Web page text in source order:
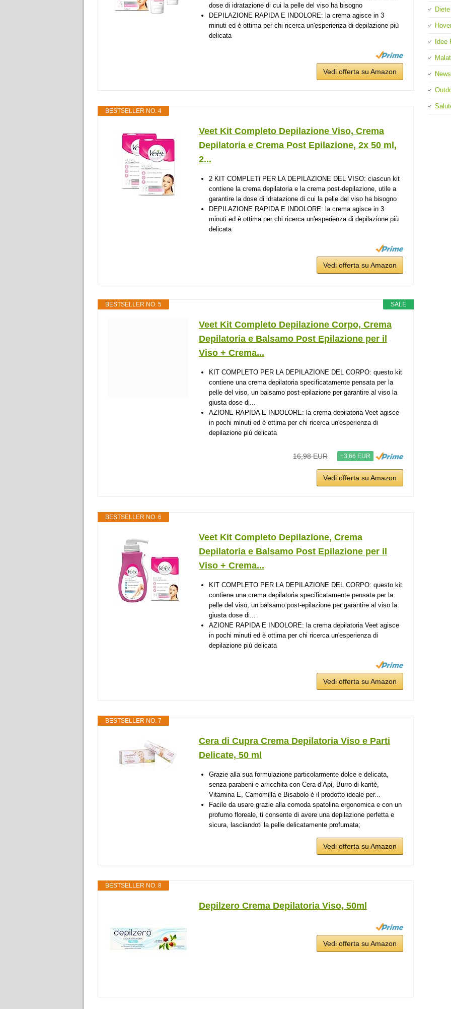
dose di idratazione di cui la pelle del viso ha bisogno
DEPILAZIONE RAPIDA E INDOLORE: la crema agisce in 3
minuti ed è ottima per chi ricerca un'esperienza di depilazione più
delicata
Vedi offerta su Amazon
BESTSELLER NO. 4
Veet Kit Completo Depilazione Viso, Crema
Depilatoria e Crema Post Epilazione, 2x 50 ml,
2...
2 KIT COMPLETi PER LA DEPILAZIONE DEL VISO: ciascun kit
contiene la crema depilatoria e la crema post-depilazione, utile a
garantire la dose di idratazione di cui la pelle del viso ha bisogno
DEPILAZIONE RAPIDA E INDOLORE: la crema agisce in 3
minuti ed è ottima per chi ricerca un'esperienza di depilazione più
delicata
Vedi offerta su Amazon
SALE
BESTSELLER NO. 5
Veet Kit Completo Depilazione Corpo, Crema
Depilatoria e Balsamo Post Epilazione per il
Viso + Crema...
KIT COMPLETO PER LA DEPILAZIONE DEL CORPO: questo kit
contiene una crema depilatoria specificatamente pensata per la
pelle del viso, un balsamo post-epilazione per garantire al viso la
giusta dose di...
AZIONE RAPIDA E INDOLORE: la crema depilatoria Veet agisce
in pochi minuti ed è ottima per chi ricerca un'esperienza di
depilazione più delicata
16,98 EUR −3,66 EUR
Vedi offerta su Amazon
BESTSELLER NO. 6
Veet Kit Completo Depilazione, Crema
Depilatoria e Balsamo Post Epilazione per il
Viso + Crema...
KIT COMPLETO PER LA DEPILAZIONE DEL CORPO: questo kit
contiene una crema depilatoria specificatamente pensata per la
pelle del viso, un balsamo post-epilazione per garantire al viso la
giusta dose di...
AZIONE RAPIDA E INDOLORE: la crema depilatoria Veet agisce
in pochi minuti ed è ottima per chi ricerca un'esperienza di
depilazione più delicata
Vedi offerta su Amazon
BESTSELLER NO. 7
Cera di Cupra Crema Depilatoria Viso e Parti
Delicate, 50 ml
Grazie alla sua formulazione particolarmente dolce e delicata,
senza parabeni e arricchita con Cera d’Api, Burro di karitè,
Vitamina E, Camomilla e Bisabolo è il prodotto ideale per...
Facile da usare grazie alla comoda spatolina ergonomica e con un
profumo floreale, ti consente di avere una depilazione perfetta e
sicura, lasciandoti la pelle delicatamente profumata;
Vedi offerta su Amazon
BESTSELLER NO. 8
Depilzero Crema Depilatoria Viso, 50ml
Vedi offerta su Amazon
Diete
Idee
News